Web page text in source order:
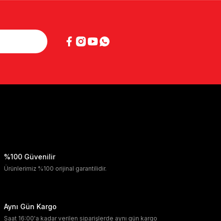
%100 Güvenilir
Ürünlerimiz %100 orijinal garantilidir.
Aynı Gün Kargo
Saat 16:00'a kadar verilen siparişlerde aynı gün kargo